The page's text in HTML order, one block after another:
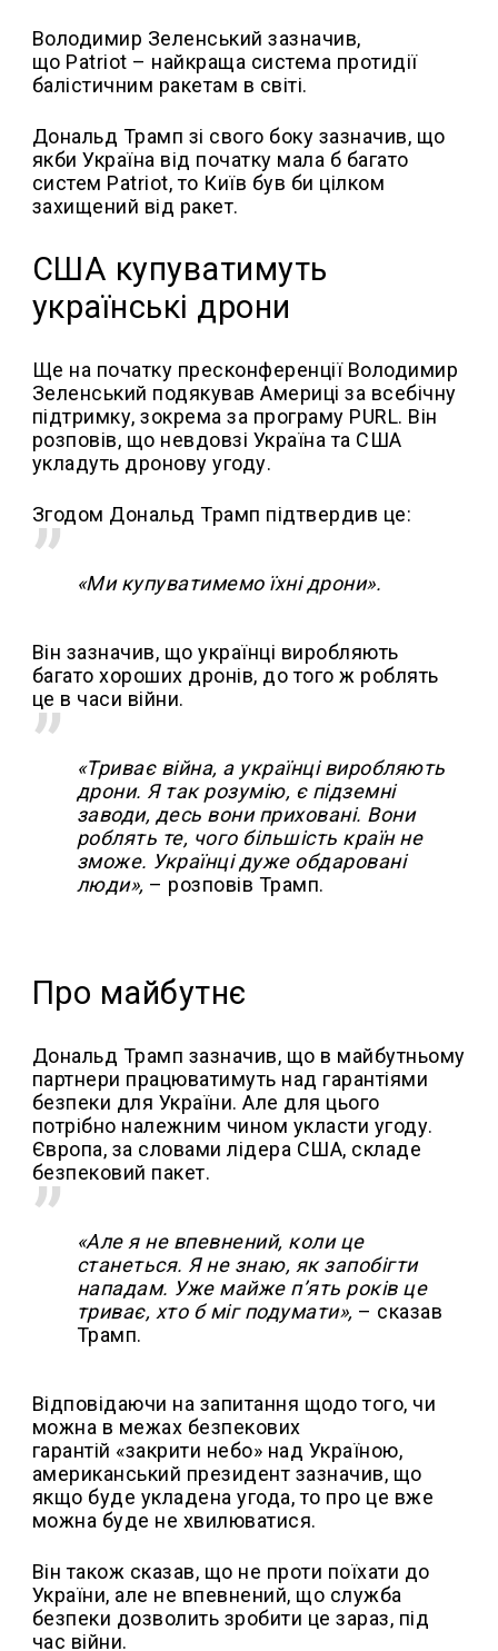
Володимир Зеленський зазначив,
що Patriot – найкраща система протидії
балістичним ракетам в світі.
Дональд Трамп зі свого боку зазначив, що
якби Україна від початку мала б багато
систем Patriot, то Київ був би цілком
захищений від ракет.
США купуватимуть
українські дрони
Ще на початку пресконференції Володимир
Зеленський подякував Америці за всебічну
підтримку, зокрема за програму PURL. Він
розповів, що невдовзі Україна та США
укладуть дронову угоду.
Згодом Дональд Трамп підтвердив це:
«Ми купуватимемо їхні дрони».
Він зазначив, що українці виробляють
багато хороших дронів, до того ж роблять
це в часи війни.
«Триває війна, а українці виробляють
дрони. Я так розумію, є підземні
заводи, десь вони приховані. Вони
роблять те, чого більшість країн не
зможе. Українці дуже обдаровані
люди», – розповів Трамп.
Про майбутнє
Дональд Трамп зазначив, що в майбутньому
партнери працюватимуть над гарантіями
безпеки для України. Але для цього
потрібно належним чином укласти угоду.
Європа, за словами лідера США, складе
безпековий пакет.
«Але я не впевнений, коли це
станеться. Я не знаю, як запобігти
нападам. Уже майже пʼять років це
триває, хто б міг подумати», – сказав
Трамп.
Відповідаючи на запитання щодо того, чи
можна в межах безпекових
гарантій «закрити небо» над Україною,
американський президент зазначив, що
якщо буде укладена угода, то про це вже
можна буде не хвилюватися.
Він також сказав, що не проти поїхати до
України, але не впевнений, що служба
безпеки дозволить зробити це зараз, під
час війни.